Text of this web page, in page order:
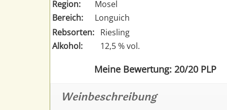
Region:
Mosel
Bereich:
Longuich
Rebsorten: Riesling
Alkohol:
12,5 % vol.
Meine Bewertung: 20/20 PLP
Weinbeschreibung